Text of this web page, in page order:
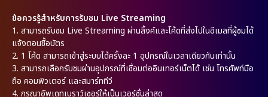
ข้อควรรู้สำหรับการรับชม Live Streaming
1. สามารถรับชม Live Streaming ผ่านลิ้งค์และโค้ดที่ส่งไปในอีเมลที่ผู้ชมได้
แจ้งตอนซื้อบัตร
2. 1 โค้ด สามารถเข้าสู่ระบบได้ครั้งละ 1 อุปกรณ์ในเวลาเดียวกันเท่านั้น
3. สามารถเลือกรับชมผ่านอุปกรณ์ที่เชื่อมต่ออินเทอร์เน็ตได้ เช่น โทรศัพท์มือ
ถือ คอมพิวเตอร์ และสมาร์ททีวี
4. กรุณาอัพเดทเบราว์เซอร์ให้เป็นเวอร์ชั่นล่าสุด